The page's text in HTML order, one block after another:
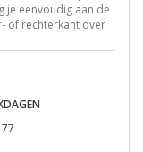
je eenvoudig aan de
of rechterkant over